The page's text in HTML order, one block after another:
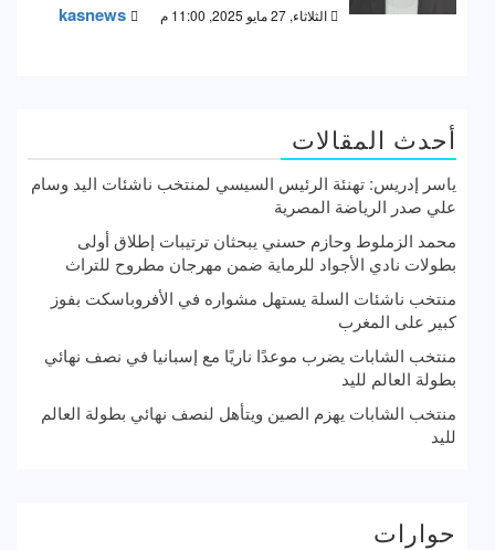
الثلاثاء, 27 مايو 2025, 11:00 م kasnews
أحدث المقالات
ياسر إدريس: تهنئة الرئيس السيسي لمنتخب ناشئات اليد وسام
علي صدر الرياضة المصرية
محمد الزملوط وحازم حسني يبحثان ترتيبات إطلاق أولى
بطولات نادي الأجواد للرماية ضمن مهرجان مطروح للتراث
منتخب ناشئات السلة يستهل مشواره في الأفروباسكت بفوز
كبير على المغرب
منتخب الشابات يضرب موعدًا ناريًا مع إسبانيا في نصف نهائي
بطولة العالم لليد
منتخب الشابات يهزم الصين ويتأهل لنصف نهائي بطولة العالم
لليد
حوارات